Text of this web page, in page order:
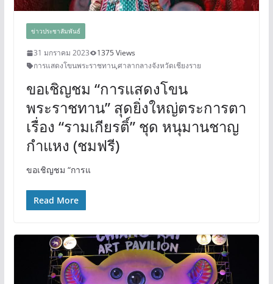
ข่าวประชาสัมพันธ์
31 มกราคม 2023
1375 Views
การแสดงโขนพระราชทาน,ศาลากลางจังหวัดเชียงราย
ขอเชิญชม “การแสดงโขน
พระราชทาน” สุดยิ่งใหญ่ตระการตา
เรื่อง “รามเกียรติ์” ชุด หนุมานชาญ
กำแหง (ชมฟรี)
ขอเชิญชม “การแ
Read More